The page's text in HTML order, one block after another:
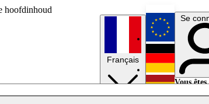
hoofdinhoud
Français
English
Deutsch
Se
Vous